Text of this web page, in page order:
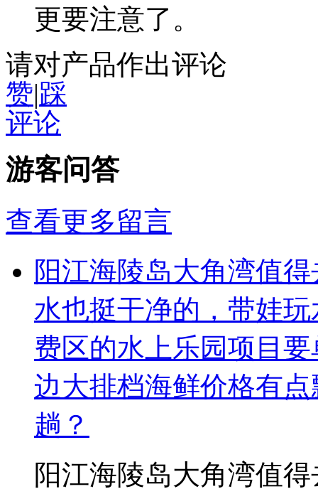
更要注意了。
请对产品作出评论
赞|踩
评论
游客问答
查看更多留言
阳江海陵岛大角湾值
水也挺干净的，带娃
费区的水上乐园项目
边大排档海鲜价格有
趟？
阳江海陵岛大角湾值